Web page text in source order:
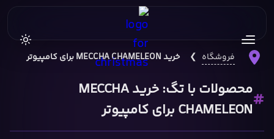
فروشگاه ❯ خرید MECCHA CHAMELEON برای کامپیوتر
محصولات با تگ: خرید MECCHA
CHAMELEON برای کامپیوتر